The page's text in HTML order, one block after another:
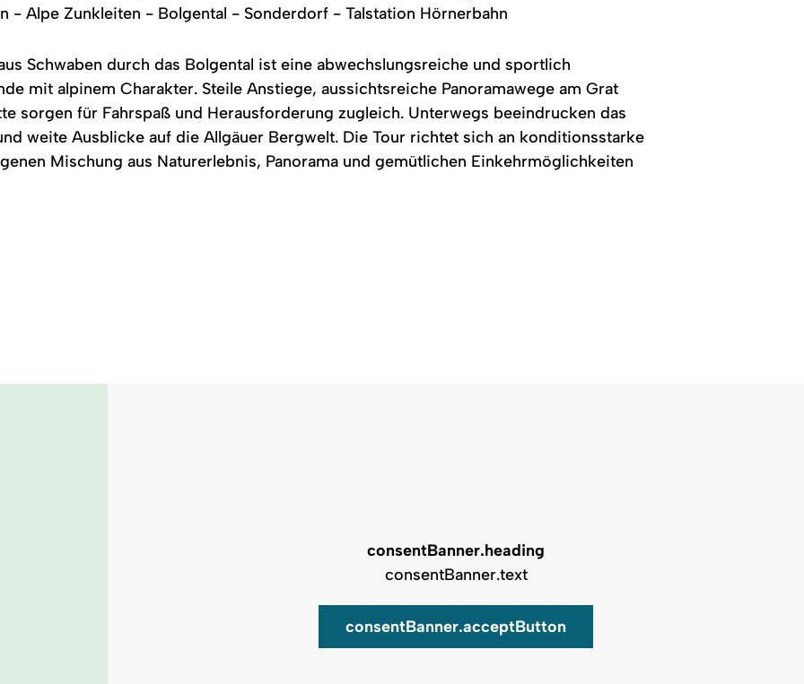
- Alpe Zunkleiten - Bolgental - Sonderdorf - Talstation Hörnerbahn
Schwaben durch das Bolgental ist eine abwechslungsreiche und sportlich
mit alpinem Charakter. Steile Anstiege, aussichtsreiche Panoramawege am Grat
sorgen für Fahrspaß und Herausforderung zugleich. Unterwegs beeindrucken das
weite Ausblicke auf die Allgäuer Bergwelt. Die Tour richtet sich an konditionsstarke
Mischung aus Naturerlebnis, Panorama und gemütlichen Einkehrmöglichkeiten
consentBanner.heading
consentBanner.text
consentBanner.acceptButton